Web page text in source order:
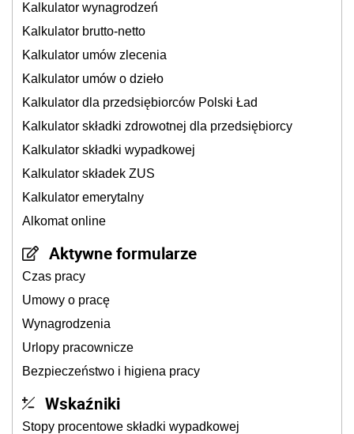
Kalkulator wynagrodzeń
Kalkulator brutto-netto
Kalkulator umów zlecenia
Kalkulator umów o dzieło
Kalkulator dla przedsiębiorców Polski Ład
Kalkulator składki zdrowotnej dla przedsiębiorcy
Kalkulator składki wypadkowej
Kalkulator składek ZUS
Kalkulator emerytalny
Alkomat online
Aktywne formularze
Czas pracy
Umowy o pracę
Wynagrodzenia
Urlopy pracownicze
Bezpieczeństwo i higiena pracy
Wskaźniki
Stopy procentowe składki wypadkowej